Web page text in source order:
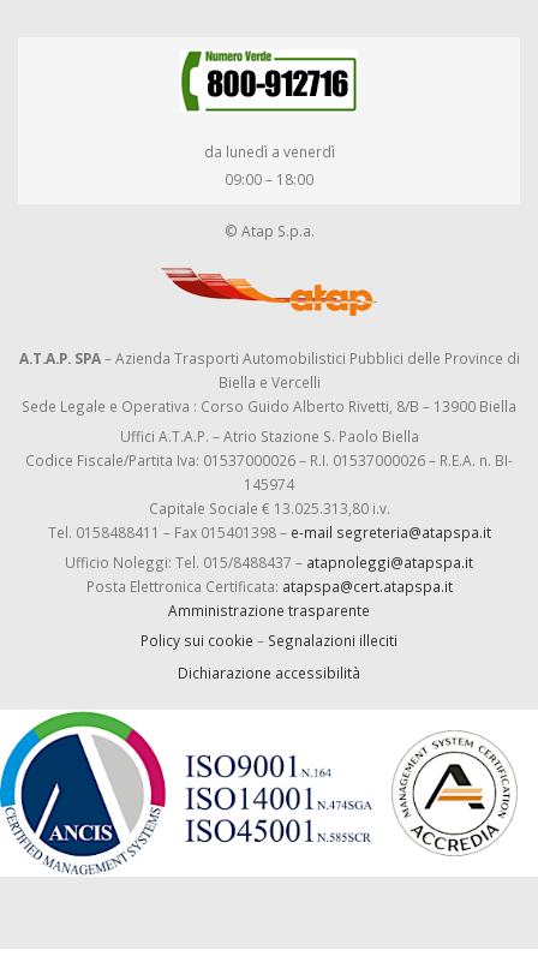
da lunedì a venerdì
09:00 – 18:00
© Atap S.p.a.
A.T.A.P. SPA– Azienda Trasporti Automobilistici Pubblici delle Province di
Biella e Vercelli
Sede Legale e Operativa : Corso Guido Alberto Rivetti, 8/B – 13900 Biella
Uffici A.T.A.P. – Atrio Stazione S. Paolo Biella
Codice Fiscale/Partita Iva: 01537000026 – R.I. 01537000026 – R.E.A. n. BI-
145974
Capitale Sociale € 13.025.313,80 i.v.
Tel. 0158488411 – Fax 015401398 – e-mail segreteria@atapspa.it
Ufficio Noleggi: Tel. 015/8488437 – atapnoleggi@atapspa.it
Posta Elettronica Certificata: atapspa@cert.atapspa.it
Amministrazione trasparente
Policy sui cookie – Segnalazioni illeciti
Dichiarazione accessibilità